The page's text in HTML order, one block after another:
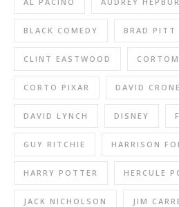
BLACK COMEDY BRAD PITT
CLINT EASTWOOD
CORTO PIXAR DAVID
DAVID LYNCH DISNEY
GUY RITCHIE HARRISON
HARRY POTTER HERCULE
JACK NICHOLSON JIM